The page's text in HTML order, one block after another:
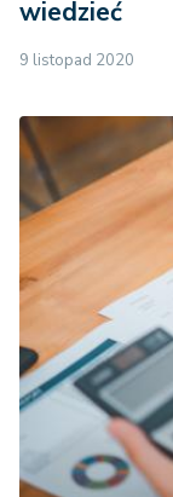
wiedzieć
9 listopad 2020